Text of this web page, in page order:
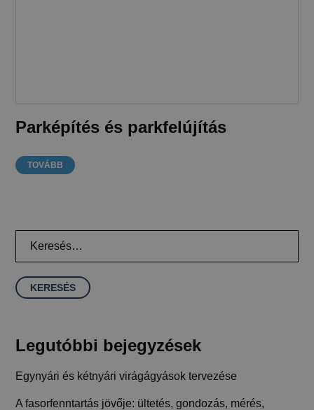
Parképítés és parkfelújítás
TOVÁBB
Legutóbbi bejegyzések
Egynyári és kétnyári virágágyások tervezése
A fasorfenntartás jövője: ültetés, gondozás, mérés,